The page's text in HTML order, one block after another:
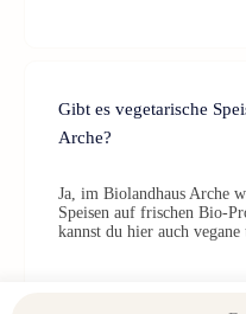
Gibt es vegetarische
Arche?
Ja, im Biolandhaus Arche
Speisen auf frischen Bio-
kannst du hier auch